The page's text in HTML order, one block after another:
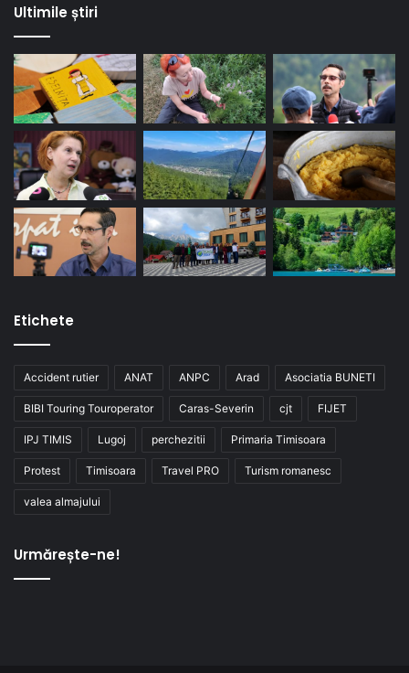
Ultimile știri
Etichete
Accident rutier ANAT ANPC Arad Asociatia BUNETI
BIBI Touring Touroperator Caras-Severin cjt FIJET
IPJ TIMIS Lugoj perchezitii Primaria Timisoara
Protest Timisoara Travel PRO Turism romanesc
valea almajului
Urmărește-ne!